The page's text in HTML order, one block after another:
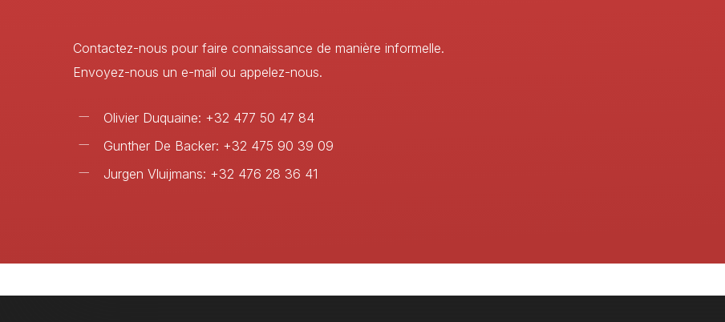
Contactez-nous pour faire connaissance de manière informelle.
Envoyez-nous un e-mail ou appelez-nous.
Olivier Duquaine: +32 477 50 47 84
Gunther De Backer: +32 475 90 39 09
Jurgen Vluijmans: +32 476 28 36 41